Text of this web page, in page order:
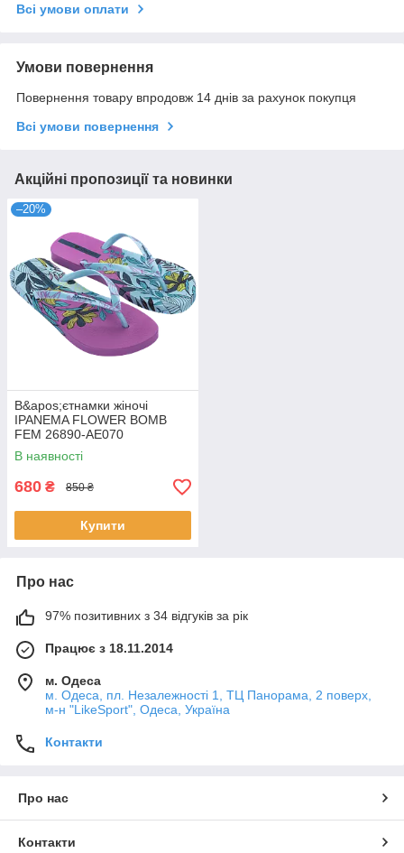
Всі умови оплати
Умови повернення
Повернення товару впродовж 14 днів за рахунок покупця
Всі умови повернення
Акційні пропозиції та новинки
–20%
В&apos;єтнамки жіночі
IPANEMA FLOWER BOMB
FEM 26890-AE070
В наявності
680 ₴ 850 ₴
Купити
Про нас
97% позитивних з 34 відгуків за рік
Працює з 18.11.2014
м. Одеса
м. Одеса, пл. Незалежності 1, ТЦ Панорама, 2 поверх,
м-н "LikeSport", Одеса, Україна
Контакти
Про нас
Контакти